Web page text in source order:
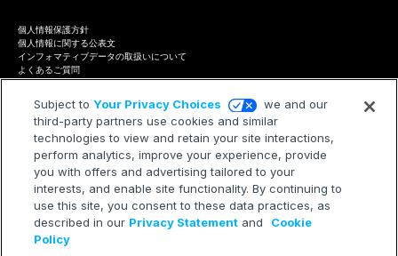
個人情報保護方針
個人情報に関する公表文
インフォマティブデータの取扱いについて
よくあるご質問
プライバシーハブ
Cookie Policy
Trademarks
Modern Slavery Statement
Your Privacy Choices
©2026 Treasure AI All rights reserved.
Subject toYour Privacy Choices
we and our
third-party partners use cookies and similar
technologies to view and retain your site interactions,
perform analytics, improve your experience, provide
you with offers and advertising tailored to your
interests, and enable site functionality. By continuing to
use this site, you consent to these data practices, as
described in our Privacy Statement and
Cookie
Policy